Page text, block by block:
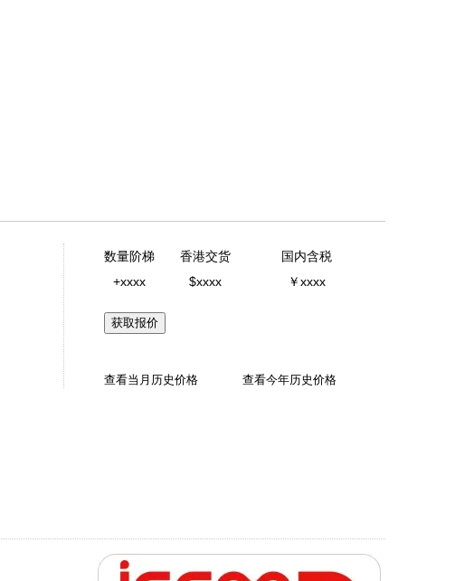
数量阶梯 香港交货
国内含税
+xxxx
$xxxx ￥xxxx
获取报价
查看当月历史价格 查看今年历史价格